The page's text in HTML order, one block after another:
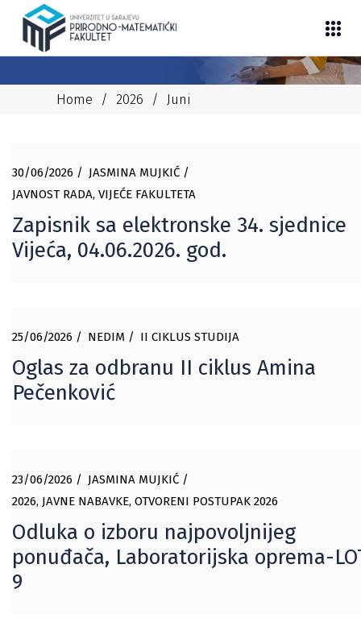
Home /2026 / Juni
30/06/2026
JASMINA MUJKIĆ
JAVNOST RADA, VIJEĆE FAKULTETA
Zapisnik sa elektronske 34. sjednice
Vijeća, 04.06.2026. god.
25/06/2026 NEDIM II CIKLUS STUDIJA
Oglas za odbranu II ciklus Amina
Pečenković
23/06/2026
JASMINA MUJKIĆ
2026, JAVNE NABAVKE, OTVORENI POSTUPAK 2026
Odluka o izboru najpovoljnijeg
ponuđača, Laboratorijska oprema-
9